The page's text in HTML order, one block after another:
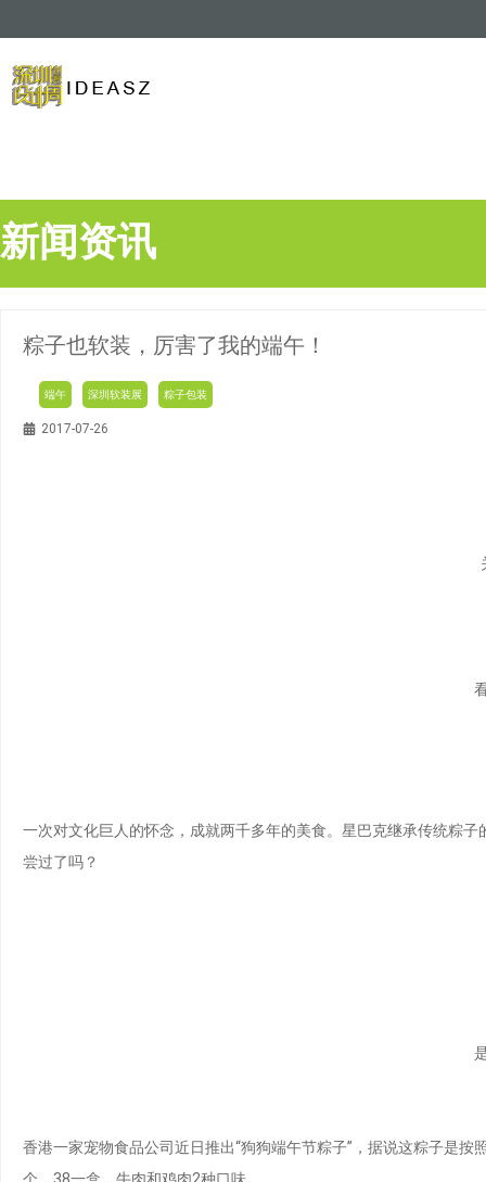
新闻资讯
粽子也软装，厉害了我的端午！
端午 深圳软装展 粽子包装
2017-07-26
一次对文化巨人的怀念，成就两千多年的美食。星巴克继承传统粽
尝过了吗？
香港一家宠物食品公司近日推出“狗狗端午节粽子”，据说这粽子是